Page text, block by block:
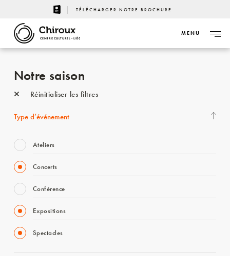
TÉLÉCHARGER NOTRE BROCHURE
CENTRE CULTUREL - LIÈGE
MENU
Notre saison
Réinitialiser les filtres
Type d’événement
Ateliers
Concerts
Conférence
Expositions
Spectacles